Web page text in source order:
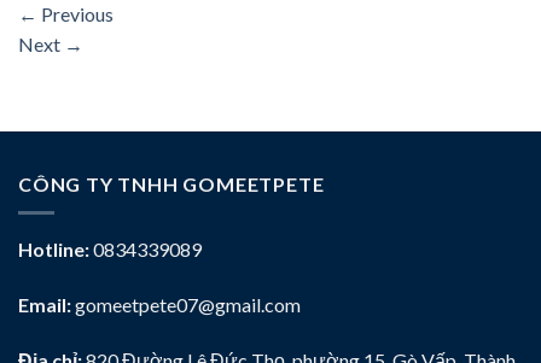
← Previous
Next →
CÔNG TY TNHH GOMEETPETE
Hotline:0834339089
Email:gomeetpete07@gmail.com